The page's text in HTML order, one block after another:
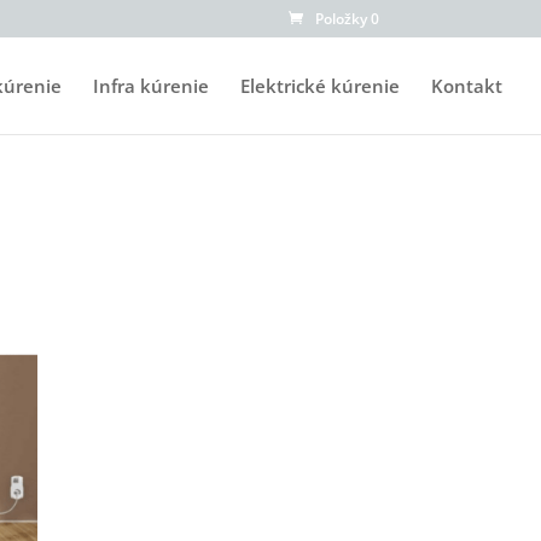
Položky 0
Infra kúrenie Elektrické kúrenie Kontakt